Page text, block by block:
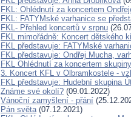
FKL: Ohlédnutí za koncertem
FKL: FATYMské varhanice se
FKL- Přehled koncertů v srpnu
FKL mimořádně: Koncert dětského
FKL představuje: FATYMské
FKL představuje: Ondřej Mucha,
FKL Ohlédnutí za koncertem
3. Koncert KFL v Olbramkostele -
FKL představuje: Hudební skupina
Známe své okolí? (09.01.2022)
Vánoční zamyšlení - přání
Pán světa(07.12.2021)